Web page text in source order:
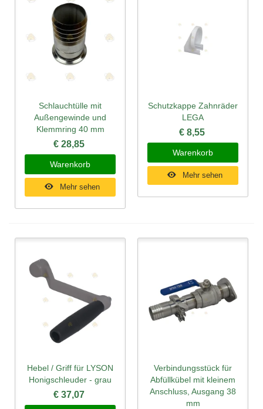
Schlauchtülle mit
Außengewinde und
Klemmring 40 mm
€ 28,85
Warenkorb
Mehr sehen
Schutzkappe Zahnräder
LEGA
€ 8,55
Warenkorb
Mehr sehen
Hebel / Griff für LYSON
Honigschleuder - grau
€ 37,07
Verbindungsstück für
Abfüllkübel mit kleinem
Anschluss, Ausgang 38
mm